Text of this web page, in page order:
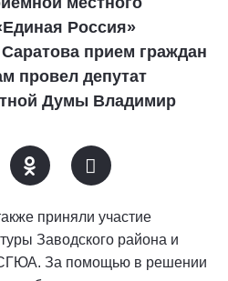
Россия»
прием граждан
провел депутат
Думы Владимир
приняли участие
Заводского района и
За помощью в решении